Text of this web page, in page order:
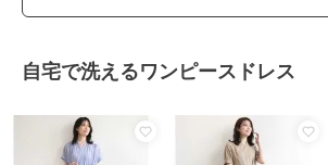
自宅で洗えるワンピースドレス